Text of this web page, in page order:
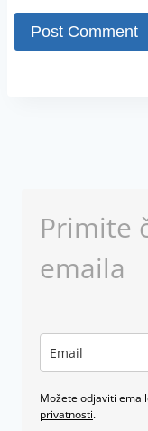
Primite
emaila
Možete odjaviti
privatnosti.